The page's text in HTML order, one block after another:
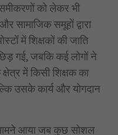
को लेकर भी
सामाजिक समूहों द्वारा
में शिक्षकों की जाति
गई, जबकि कई लोगों ने
में किसी शिक्षक का
उसके कार्य और योगदान
आया जब कुछ सोशल